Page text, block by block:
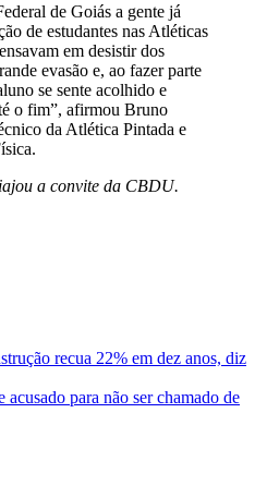
de Goiás a gente já
de estudantes nas Atléticas
em desistir dos
evasão e, ao fazer parte
se sente acolhido e
o fim”, afirmou Bruno
da Atlética Pintada e
a convite da CBDU.
recua 22% em dez anos, diz
acusado para não ser chamado de